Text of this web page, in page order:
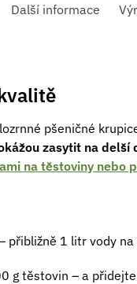
Další informace
pšeničné
zasytit na delší
na těstoviny nebo
přibližně 1 litr vody
g těstovin – a